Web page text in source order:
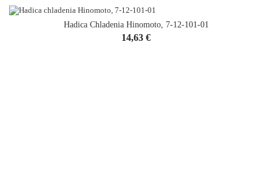
Hadica Chladenia Hinomoto, 7-12-101-01
Cena
14,63 €